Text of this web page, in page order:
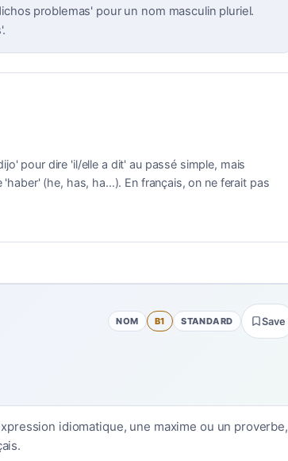
problemas' pour un nom masculin pluriel.
pour dire 'il/elle a dit' au passé simple, mais
(he, has, ha...). En français, on ne ferait pas
NOM B1 STANDARD Save
idiomatique, une maxime ou un proverbe,